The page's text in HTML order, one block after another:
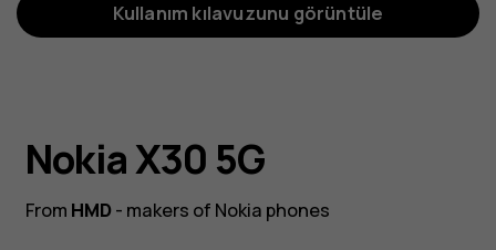
Kullanım kılavuzunu görüntüle
Nokia X30 5G
From HMD- makers of Nokia phones